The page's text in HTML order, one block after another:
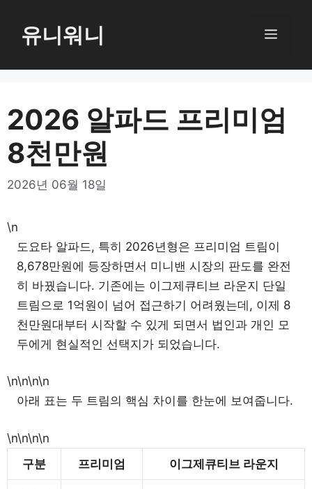
로
너
뛰
기
유니워니 메
2026 알파드 프리미엄
8천만원
2026년 06월 18일
\n
도요타 알파드, 특히 2026년형은 프리미엄 트림이
8,678만원에 등장하면서 미니밴 시장의 판도를 완전
히 바꿨습니다. 기존에는 이그제큐티브 라운지 단일
트림으로 1억원이 넘어 접근하기 어려웠는데, 이제 8
천만원대부터 시작할 수 있게 되면서 법인과 개인 모
두에게 현실적인 선택지가 되었습니다.
\n\n\n\n
아래 표는 두 트림의 핵심 차이를 한눈에 보여줍니다.
\n\n\n\n
구분
프리미엄 이그제큐티브 라운지